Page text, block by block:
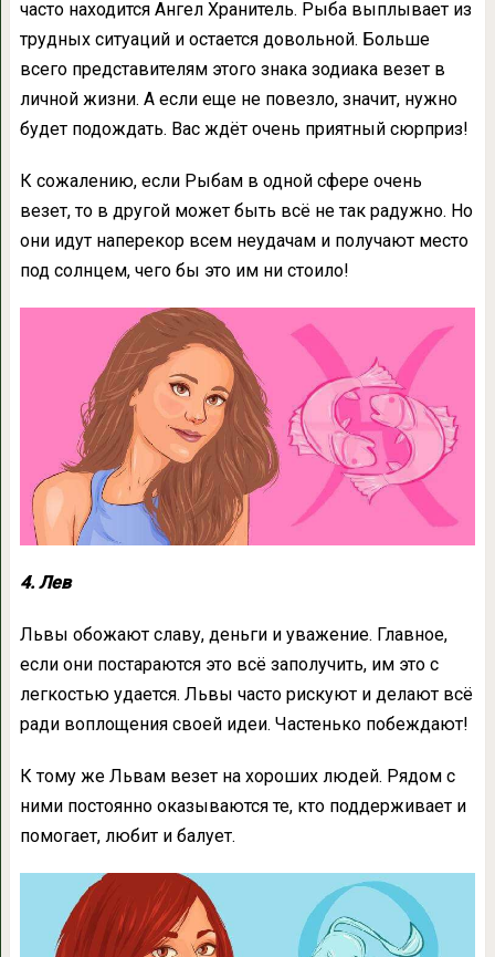
часто находится Ангел Хранитель. Рыба выплывает из
трудных ситуаций и остается довольной. Больше
всего представителям этого знака зодиака везет в
личной жизни. А если еще не повезло, значит, нужно
будет подождать. Вас ждёт очень приятный сюрприз!
К сожалению, если Рыбам в одной сфере очень
везет, то в другой может быть всё не так радужно. Но
они идут наперекор всем неудачам и получают место
под солнцем, чего бы это им ни стоило!
4. Лев
Львы обожают славу, деньги и уважение. Главное,
если они постараются это всё заполучить, им это с
легкостью удается. Львы часто рискуют и делают всё
ради воплощения своей идеи. Частенько побеждают!
К тому же Львам везет на хороших людей. Рядом с
ними постоянно оказываются те, кто поддерживает и
помогает, любит и балует.